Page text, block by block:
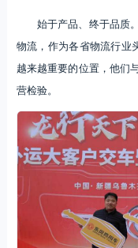
始于产品、终于品质
物流，作为各省物流行业
越来越重要的位置，他们
营检验。